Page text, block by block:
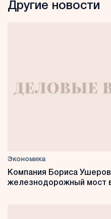
Другие новости
Экономика
Компания Бориса
железнодорожный мост